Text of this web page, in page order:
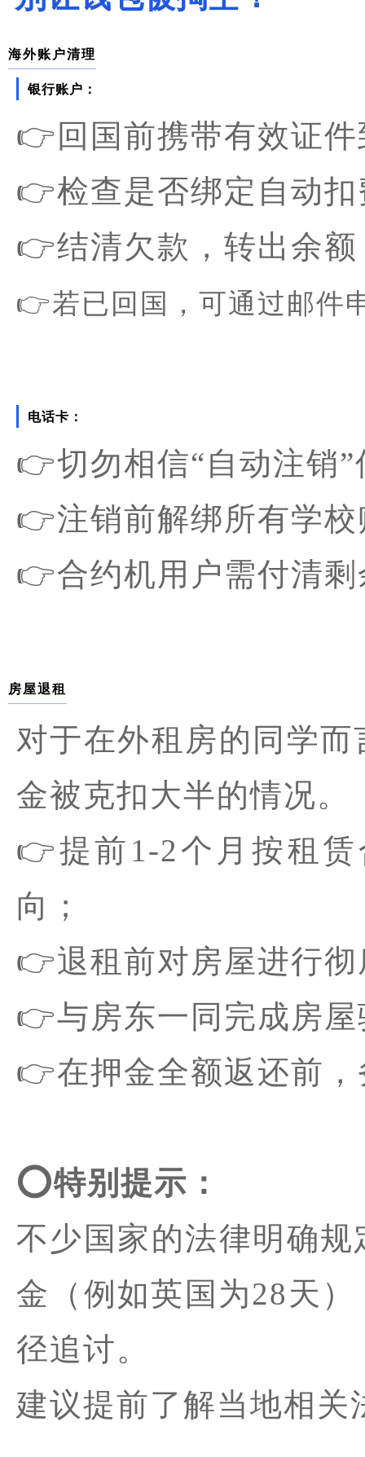
海外账户清理
银行账户：
👉回国前携带有效证
👉检查是否绑定自动
👉结清欠款，转出余额
👉若已回国，可通过邮件
电话卡：
👉切勿相信“自动注销
👉注销前解绑所有学
👉合约机用户需付清
房屋退租
对于在外租房的同学
金被克扣大半的情况。
👉提前1-2个月按租
向；
👉退租前对房屋进行
👉与房东一同完成房
👉在押金全额返还前
⭕️特别提示：
不少国家的法律明确
金（例如英国为28天
径追讨。
建议提前了解当地相